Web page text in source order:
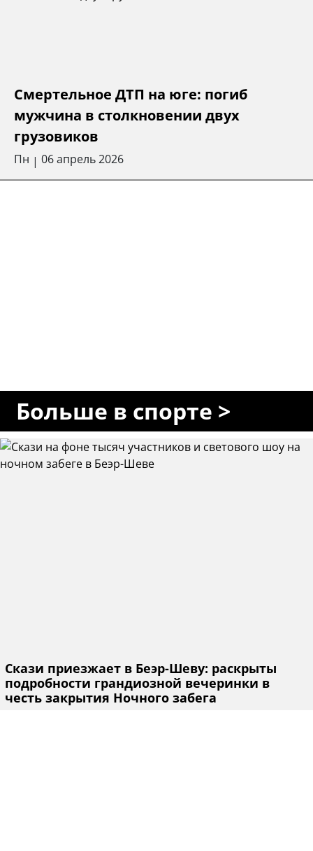
Смертельное ДТП на юге: погиб
мужчина в столкновении двух
грузовиков
Пн | 06 апрель 2026
Больше в спорте >
Скази приезжает в Беэр-Шеву: раскрыты
подробности грандиозной вечеринки в
честь закрытия Ночного забега